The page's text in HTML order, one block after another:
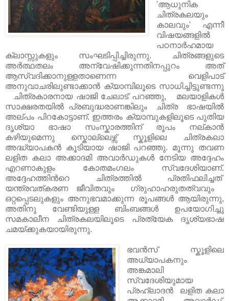
'ആധുനിക
ചിത്രകലയും
കാലവും' എന്നീ
വിഷയങ്ങളിൽ
പഠനാർഹമായ
ക്ലാസ്സുകളും സംഘടിപ്പിച്ചിരുന്നു. ചിത്രങ്ങളുടെ
അർത്ഥതലം അന്വേഷിക്കുന്നതിനപ്പുറം അത്
ആസ്വദിക്കാനുള്ളതാണെന്ന വെളിപാട്
അനുവാചരിലുണ്ടാക്കാൻ ക്യാമ്പിലൂടെ സാധിച്ചിട്ടുണ്ടന്നു
ചിത്രകാരനായ ഷാജി ചേലാട് പറഞ്ഞു, മലയാളികൾ
സാക്ഷരതയിൽ പ്രബുദ്ധരാണങ്കിലും ചിത്ര ഭാഷയിൽ
അല്പം പിറകോട്ടാണ്. ഇത്തരം ക്യാമ്പുകളിലൂടെ പുതിയ
ദൃശ്യാ ഭാഷാ സംസ്കാരത്തിന് രൂപം നല്കാൻ
കഴിയുമെന്നു സ്കൊല്ലെഴ്സ് സ്കൂളിലെ ചിത്രകലാ
അദ്ധ്യാപകൻ കൂടിയായ ഷാജി പറഞ്ഞു. മൂന്നു തവണ
ലളിത കലാ അക്കാദമി അവാർഡുകൾ നേടിയ അദ്ദേഹം
എറണാകുളം കോതമംഗലം സ്വദേശിയാണ്.
അദ്ദേഹത്തിൻറെ ചിത്രത്തിൽ പ്രതിഫലിച്ചത്
യന്ത്രവത്കരണ ജീവിതവും ഗ്രുഹാഹരുതത്വവും
ഒറ്റപ്പെടലുകളും അനുഭവമാക്കുന്ന രൂപങ്ങൾ ആയിരുന്നു,
അതിനു വേണ്ടിയുള്ള ബിംബങ്ങൾ ഉപയോഗിച്ചു
സമകാലീന ചിത്രകലയിലൂടെ പ്രത്യേക ദൃശ്യഭാഷ
ചമയ്ക്കുകയായിരുന്നു.
ഭവൻസ് സ്കൂളിലെ
അധ്യാപകനും
അങ്കമാലി
സ്വദേശിയുമായ
പ്രഹ്ലാദൻ ലളിത കലാ